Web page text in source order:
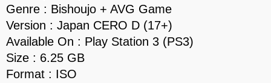
Genre : Bishoujo + AVG Game
Version : Japan CERO D (17+)
Available On : Play Station 3 (PS3)
Size : 6.25 GB
Format : ISO